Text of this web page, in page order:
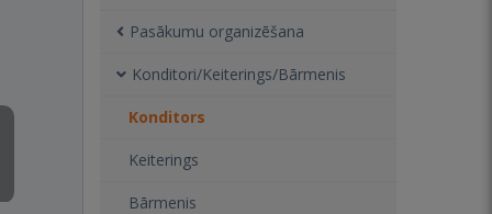
Pasākumu organizēšana
Konditori/Keiterings/Bārmenis
Konditors
Keiterings
Bārmenis